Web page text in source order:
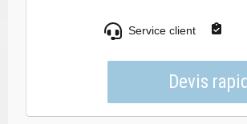
Service client